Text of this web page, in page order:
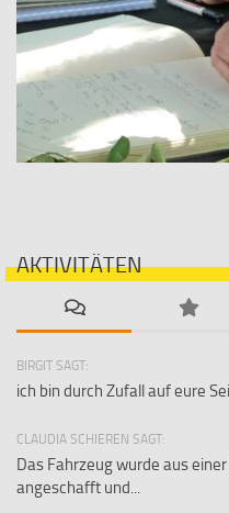
AKTIVITÄTEN
BIRGIT SAGT:
ich bin durch Zufall auf eure
CLAUDIA SCHIEREN SAGT:
Das Fahrzeug wurde aus
angeschafft und...